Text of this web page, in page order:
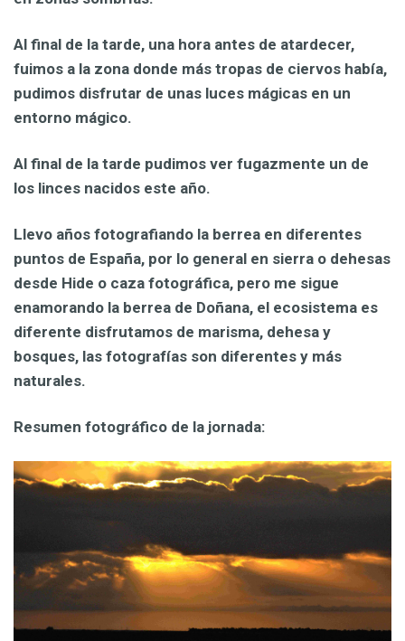
Al final de la tarde, una hora antes de atardecer,
fuimos a la zona donde más tropas de ciervos había,
pudimos disfrutar de unas luces mágicas en un
entorno mágico.
Al final de la tarde pudimos ver fugazmente un de
los linces nacidos este año.
Llevo años fotografiando la berrea en diferentes
puntos de España, por lo general en sierra o dehesas
desde Hide o caza fotográfica, pero me sigue
enamorando la berrea de Doñana, el ecosistema es
diferente disfrutamos de marisma, dehesa y
bosques, las fotografías son diferentes y más
naturales.
Resumen fotográfico de la jornada: